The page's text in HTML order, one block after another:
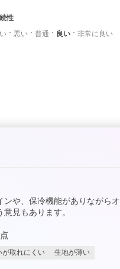
性
悪い 普通 良い 非常に良い
や、保冷機能がありながら
見もあります。
が取れにくい 生地が薄い